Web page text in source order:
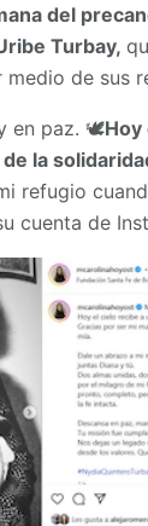
del
Turbay,
de sus
en paz. 🕊️Hoy
la
refugio
cuenta de